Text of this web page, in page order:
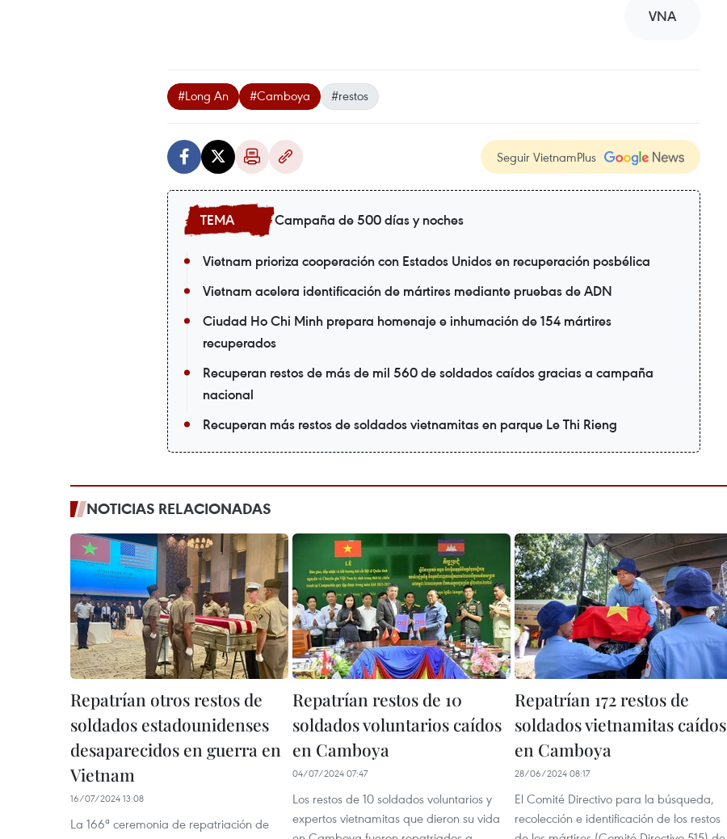
VNA
#Long An #Camboya #restos
Seguir VietnamPlus
Campaña de 500 días y noches
Vietnam prioriza cooperación con Estados Unidos en recuperación posbélica
Vietnam acelera identificación de mártires mediante pruebas de ADN
Ciudad Ho Chi Minh prepara homenaje e inhumación de 154 mártires
recuperados
Recuperan restos de más de mil 560 de soldados caídos gracias a campaña
nacional
Recuperan más restos de soldados vietnamitas en parque Le Thi Rieng
NOTICIAS RELACIONADAS
Repatrían otros restos de
soldados estadounidenses
desaparecidos en guerra en
Vietnam
16/07/2024 13:08
La 166ª ceremonia de repatriación de
Repatrían restos de 10
soldados voluntarios caídos
en Camboya
04/07/2024 07:47
Los restos de 10 soldados voluntarios y
expertos vietnamitas que dieron su vida
Repatrían 172 restos de
soldados vietnamitas caídos
en Camboya
28/06/2024 08:17
El Comité Directivo para la búsqueda,
recolección e identificación de los restos